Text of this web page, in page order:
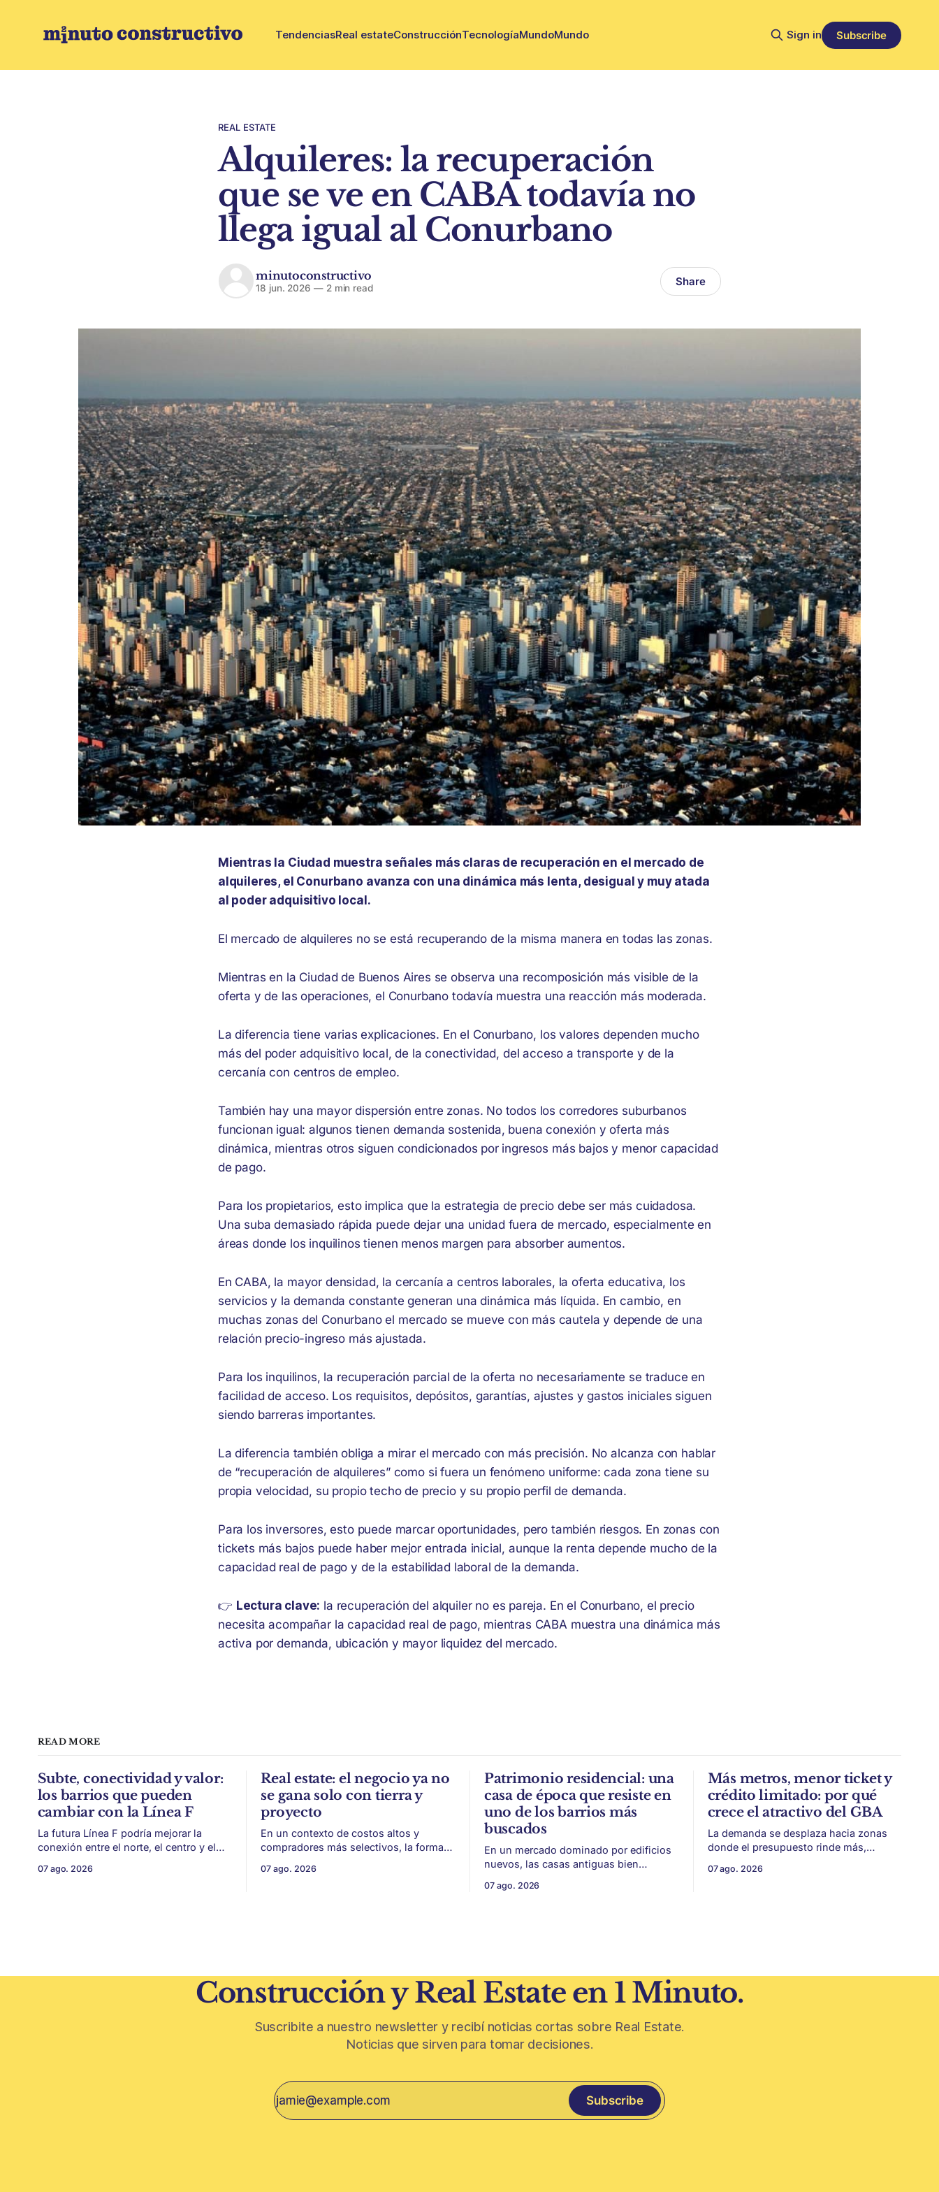
TendenciasReal estateConstrucciónTecnologíaMundoMundo Sign in Subscribe
REAL ESTATE
Alquileres: la recuperación
que se ve en CABA todavía no
llega igual al Conurbano
minutoconstructivo
18 jun. 2026 —2 min read Share
Mientras la Ciudad muestra señales más claras de recuperación en el mercado de
alquileres, el Conurbano avanza con una dinámica más lenta, desigual y muy atada
al poder adquisitivo local.
El mercado de alquileres no se está recuperando de la misma manera en todas las zonas.
Mientras en la Ciudad de Buenos Aires se observa una recomposición más visible de la
oferta y de las operaciones, el Conurbano todavía muestra una reacción más moderada.
La diferencia tiene varias explicaciones. En el Conurbano, los valores dependen mucho
más del poder adquisitivo local, de la conectividad, del acceso a transporte y de la
cercanía con centros de empleo.
También hay una mayor dispersión entre zonas. No todos los corredores suburbanos
funcionan igual: algunos tienen demanda sostenida, buena conexión y oferta más
dinámica, mientras otros siguen condicionados por ingresos más bajos y menor capacidad
de pago.
Para los propietarios, esto implica que la estrategia de precio debe ser más cuidadosa.
Una suba demasiado rápida puede dejar una unidad fuera de mercado, especialmente en
áreas donde los inquilinos tienen menos margen para absorber aumentos.
En CABA, la mayor densidad, la cercanía a centros laborales, la oferta educativa, los
servicios y la demanda constante generan una dinámica más líquida. En cambio, en
muchas zonas del Conurbano el mercado se mueve con más cautela y depende de una
relación precio-ingreso más ajustada.
Para los inquilinos, la recuperación parcial de la oferta no necesariamente se traduce en
facilidad de acceso. Los requisitos, depósitos, garantías, ajustes y gastos iniciales siguen
siendo barreras importantes.
La diferencia también obliga a mirar el mercado con más precisión. No alcanza con hablar
de “recuperación de alquileres” como si fuera un fenómeno uniforme: cada zona tiene su
propia velocidad, su propio techo de precio y su propio perfil de demanda.
Para los inversores, esto puede marcar oportunidades, pero también riesgos. En zonas con
tickets más bajos puede haber mejor entrada inicial, aunque la renta depende mucho de la
capacidad real de pago y de la estabilidad laboral de la demanda.
👉 Lectura clave: la recuperación del alquiler no es pareja. En el Conurbano, el precio
necesita acompañar la capacidad real de pago, mientras CABA muestra una dinámica más
activa por demanda, ubicación y mayor liquidez del mercado.
READ MORE
Subte, conectividad y valor:
los barrios que pueden
cambiar con la Línea F
La futura Línea F podría mejorar la
conexión entre el norte, el centro y el
zonas con menor acceso histórico al
07 ago. 2026
Real estate: el negocio ya no
se gana solo con tierra y
proyecto
En un contexto de costos altos y
compradores más selectivos, la forma
desarrollo puede ser tan importante
07 ago. 2026
Patrimonio residencial: una
casa de época que resiste en
uno de los barrios más
buscados
En un mercado dominado por edificios
nuevos, las casas antiguas bien
escala y detalles difíciles de replicar.
07 ago. 2026
Más metros, menor ticket y
crédito limitado: por qué
crece el atractivo del GBA
La demanda se desplaza hacia zonas
donde el presupuesto rinde más,
en CABA y menor acceso al crédito
07 ago. 2026
Construcción y Real Estate en 1 Minuto.
Suscribite a nuestro newsletter y recibí noticias cortas sobre Real Estate.
Noticias que sirven para tomar decisiones.
Subscribe